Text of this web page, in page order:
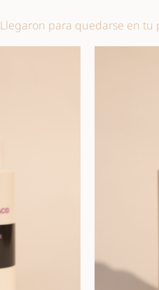
Llegaron para quedarse en tu